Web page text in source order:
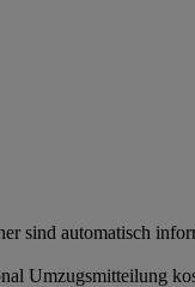
sind automatisch
Umzugsmitteilung